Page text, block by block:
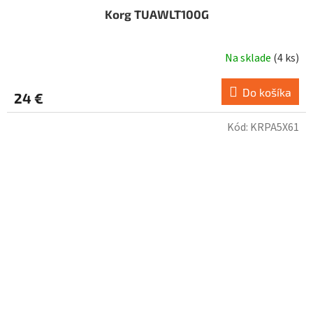
Korg TUAWLT100G
Na sklade (4 ks)
24 € Do košíka
Kód: KRPA5X61